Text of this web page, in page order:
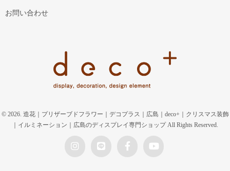
お問い合わせ
© 2026. 造花｜プリザーブドフラワー｜デコプラス｜広島｜deco+｜クリスマス装飾
｜イルミネーション｜広島のディスプレイ専門ショップ All Rights Reserved.